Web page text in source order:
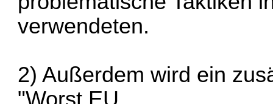
verwendeten.
2) Außerdem wird ein
"Worst EU